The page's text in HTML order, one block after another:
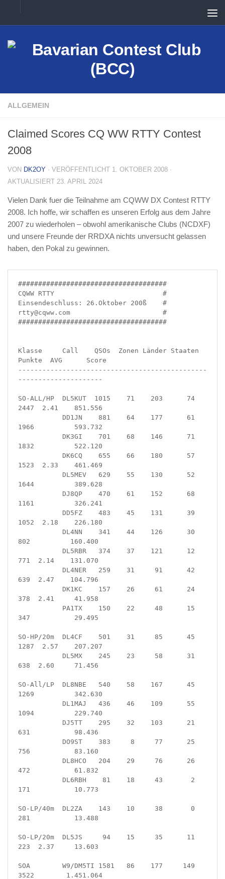
ALLGEMEIN
Claimed Scores CQ WW RTTY Contest
2008
VON DK2OY · VERÖFFENTLICHT 1. OKTOBER 2008 ·
AKTUALISIERT 23. APRIL 2024
Vielen Dank fuer die Teilnahme am CQWW DX Contest RTTY
2008. Ich hoffe, wir schaffen es unseren Erfolg aus dem Jahre
2007 zu wiederholen – obwohl amerikanische Clubs (NCDXF)
und unsere Freunde der RRDXA nichts unversucht gelassen
haben, den Pokal zu gewinnen.
#####################################
CQWW RTTY                           #
Einsendeschluss: 26.Oktober 200ß    #
rtty@cqww.com                       #
#####################################
Klasse     Call    QSOs  Zonen Länder Staaten
Punkte  AVG      Score
-----------------------------------------------
---------------------
SO-ALL/HP  DL5KUT  1015    71    203      74
2447  2.41    851.556
1966          593.732
1832          522.120
1523  2.33    461.469
1644          389.628
1161          326.241
1052  2.18    226.180
802          160.400
771  2.14    131.070
639  2.47    104.796
378  2.41     41.958
347           29.495
SO-HP/20m  DL4CF    501    31     85      45
1287  2.57    207.207
638  2.60     71.456
SO-All/LP  DL8NBE   540    58    167      45
1269          342.630
1094          229.740
631           98.436
756           83.160
472           61.832
171           10.773
SO-LP/40m  DL2ZA    143    10     38       0
281           13.488
SO-LP/20m  DL5JS     94    15     35      11
223  2.37     13.603
SOA        W9/DM5TI 1581   86    177     149
3522        1.451.064